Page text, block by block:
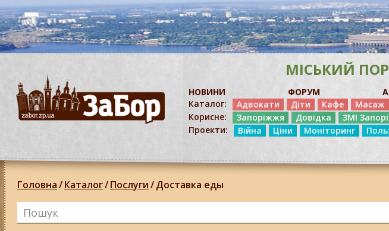
МІСЬКИЙ
НОВИНИ ФОРУМ
Каталог:
Адвокати Діти Кафе Масаж
Корисне:
Запоріжжя Довідка ЗМІ
Проекти:
Війна Ціни Моніторинг
Головна/Каталог/Послуги/Доставка еды